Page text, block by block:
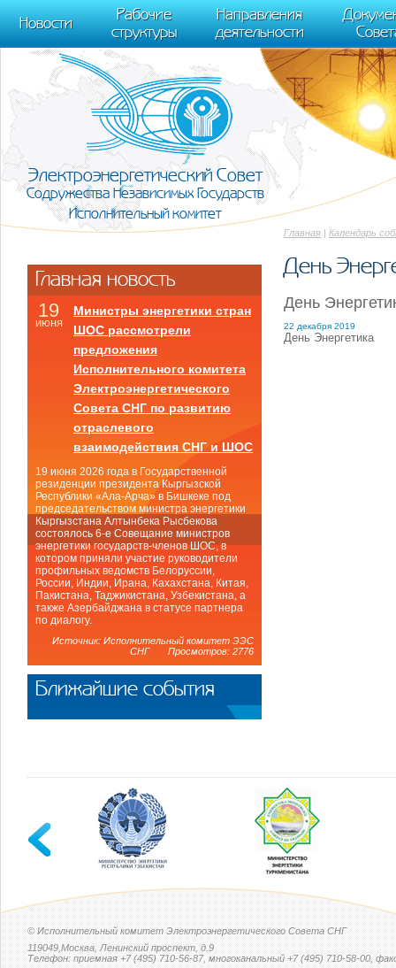
m[i].l=1*new Date(); for (var j = 0; j < document.scripts.length; j++) {if
[0],k.async=1,k.src=r,a.parentNode.insertBefore(k,a)}) (window,
trackLinks:true, accurateTrackBounce:true });
Новости
Рабочие
структуры
Направления
деятельности
Электроэнергетический Совет
Содружества Независимых Государств
Исполнительный комитет
Главная | Календарь
День
День
22 декабря 2019
День Энергетика
Главная новость
19
июня
Министры энергетики стран
ШОС рассмотрели
предложения
Исполнительного комитета
Электроэнергетического
Совета СНГ по развитию
отраслевого
взаимодействия СНГ и ШОС
19 июня 2026 года в Государственной
резиденции президента Кыргызской
Республики «Ала-Арча» в Бишкеке под
председательством министра энергетики
Кыргызстана Алтынбека Рысбекова
состоялось 6-е Совещание министров
энергетики государств-членов ШОС, в
котором приняли участие руководители
профильных ведомств Белоруссии,
России, Индии, Ирана, Кахахстана, Китая,
Пакистана, Таджикистана, Узбекистана, а
также Азербайджана в статусе партнера
по диалогу.
Источник: Исполнительный комитет ЭЭС
СНГ Просмотров: 2776
Ближайшие события
© Исполнительный комитет Электроэнергетического Совета СНГ
119049,Москва, Ленинский проспект, д.9
Телефон: приемная +7 (495) 710-56-87, многоканальный +7 (495) 710-58-00,